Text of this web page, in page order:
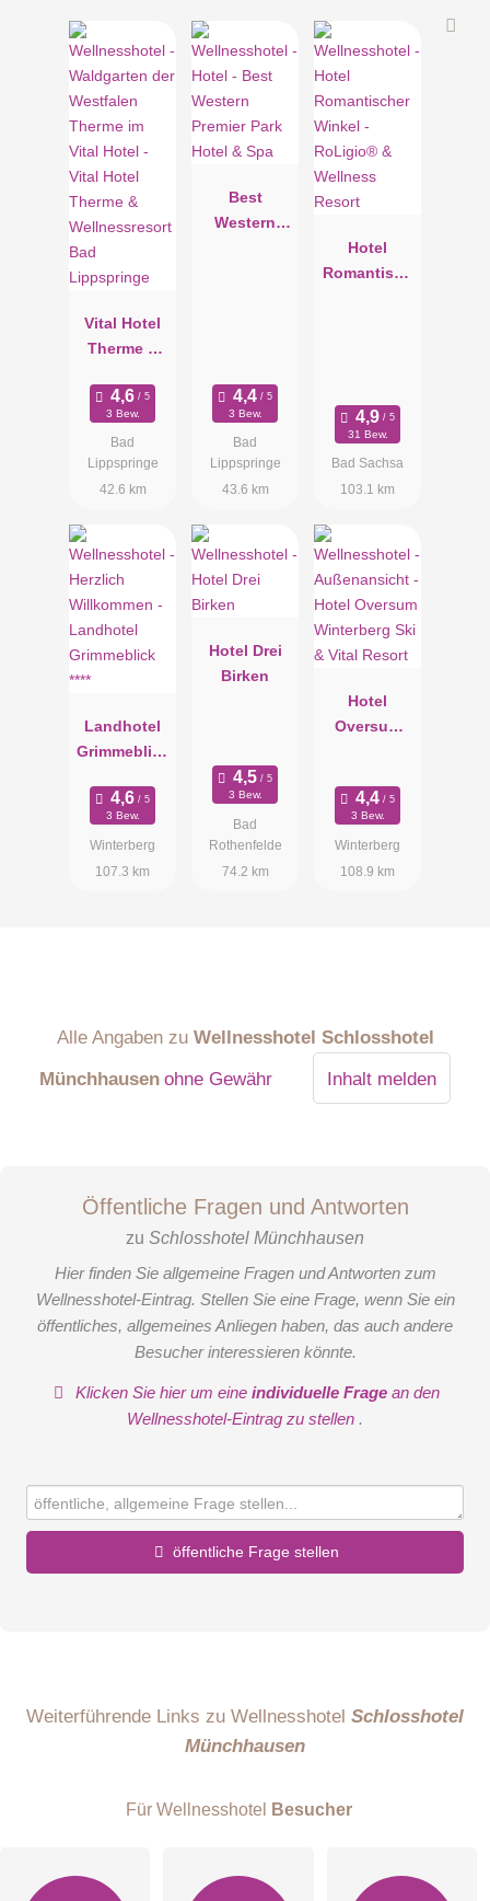
Vital Hotel
Therme &
ort Bad
Lippspringe
3 Bew.
Bad
Lippspringe
42.6 km
Best
Western
3 Bew.
Bad
Lippspringe
43.6 km
Hotel
Romantisch
31 Bew.
Bad Sachsa
103.1 km
Landhotel
Grimmeblick
3 Bew.
Winterberg
107.3 km
Hotel Drei
Birken
3 Bew.
Bad
Rothenfelde
74.2 km
Hotel
Oversum
Resort
3 Bew.
Winterberg
108.9 km
Alle Angaben zu Wellnesshotel Schlosshotel
Münchhausen ohne Gewähr Inhalt melden
Öffentliche Fragen und Antworten
zu Schlosshotel Münchhausen
Hier finden Sie allgemeine Fragen und Antworten zum
Wellnesshotel-Eintrag. Stellen Sie eine Frage, wenn Sie ein
öffentliches, allgemeines Anliegen haben, das auch andere
Besucher interessieren könnte.
Klicken Sie hier um eineindividuelle Frage an den
Wellnesshotel-Eintrag zu stellen .
öffentliche Frage stellen
Weiterführende Links zu Wellnesshotel Schlosshotel
Münchhausen
Für Wellnesshotel Besucher